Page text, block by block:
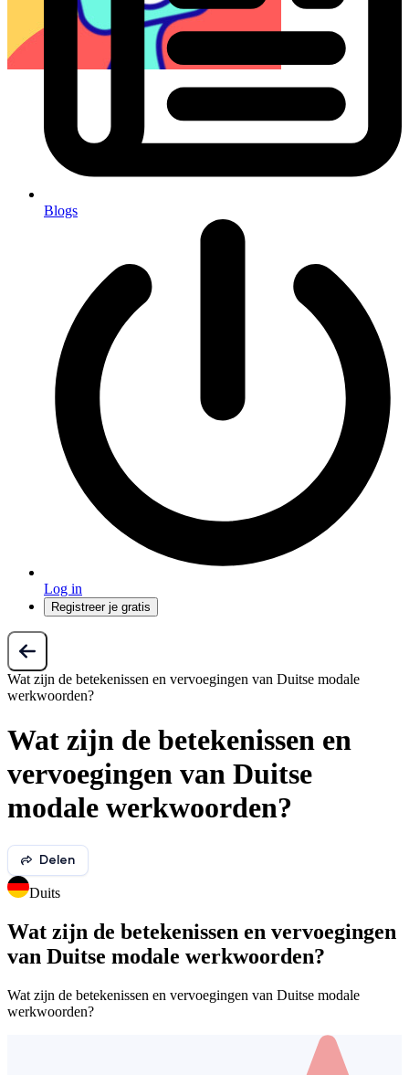
Blogs
Log in
Registreer je gratis
Wat zijn de betekenissen en vervoegingen van Duitse modale
werkwoorden?
Wat zijn de betekenissen en
vervoegingen van Duitse
modale werkwoorden?
Delen
Duits
Wat zijn de betekenissen en vervoegingen
van Duitse modale werkwoorden?
Wat zijn de betekenissen en vervoegingen van Duitse modale
werkwoorden?